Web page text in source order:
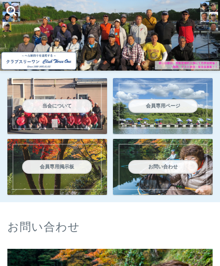
当会について 会員専用ページ
会員専用掲示板 お問い合わせ
お問い合わせ